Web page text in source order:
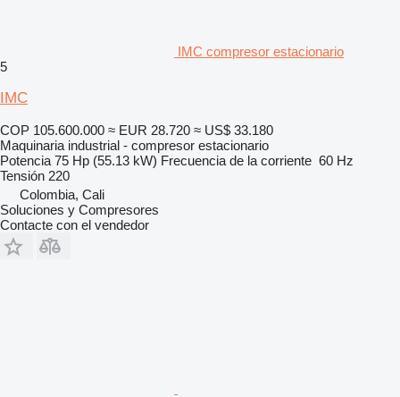
IMC compresor estacionario
5
IMC
COP 105.600.000 ≈ EUR 28.720 ≈ US$ 33.180
Maquinaria industrial - compresor estacionario
Potencia 75 Hp (55.13 kW) Frecuencia de la corriente 60 Hz
Tensión 220
Colombia, Cali
Soluciones y Compresores
Contacte con el vendedor